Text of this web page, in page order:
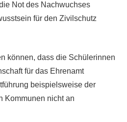
Not des Nachwuchses
für den Zivilschutz
können, dass die Schülerinnen
für das Ehrenamt
beispielsweise der
Kommunen nicht an